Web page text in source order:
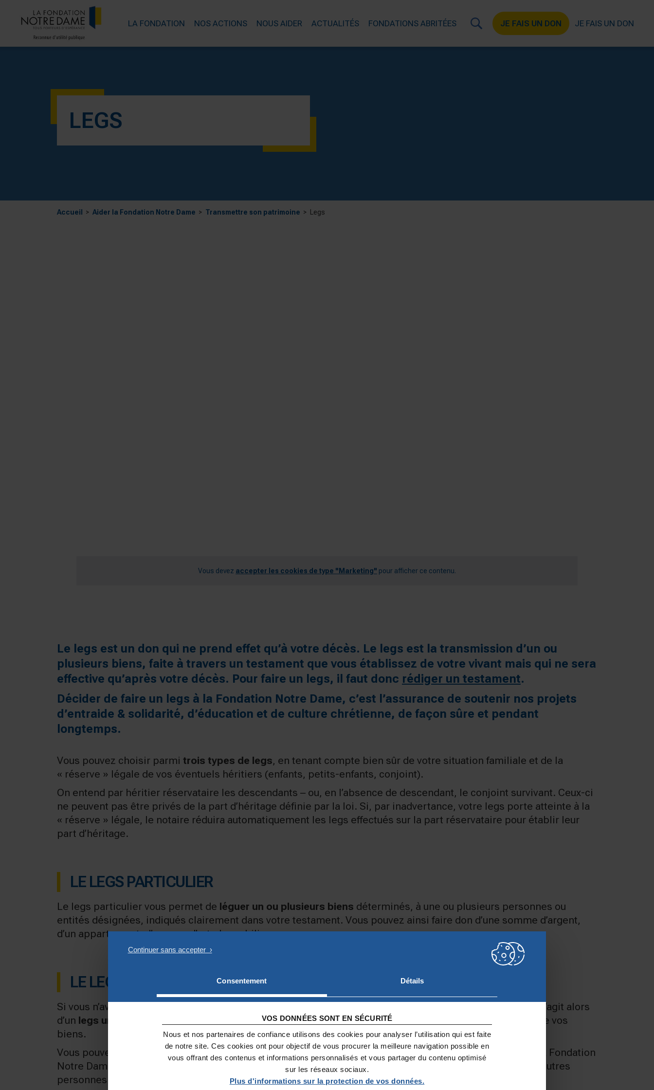
Consentement Détails
VOS DONNÉES SONT EN SÉCURITÉ
Nous et nos partenaires de confiance utilisons des cookies pour analyser l’utilisation qui est faite
de notre site. Ces cookies ont pour objectif de vous procurer la meilleure navigation possible en
vous offrant des contenus et informations personnalisés et vous partager du contenu optimisé
sur les réseaux sociaux.
Plus d'informations sur la protection de vos données.
LA FONDATION NOS ACTIONS NOUS AIDER ACTUALITÉS FONDATIONS ABRITÉES JE FAIS UN DON JE FAIS UN DON
LEGS
Accueil Aider la Fondation Notre Dame Transmettre son patrimoine Legs
Vous devez accepter les cookies de type "Marketing" pour afficher ce contenu.
Le legs est un don qui ne prend effet qu’à votre décès. Le legs est la transmission d’un ou
plusieurs biens, faite à travers un testament que vous établissez de votre vivant mais qui ne sera
effective qu’après votre décès. Pour faire un legs, il faut donc rédiger un testament.
Décider de faire un legs à la Fondation Notre Dame, c’est l’assurance de soutenir nos projets
d’entraide & solidarité, d’éducation et de culture chrétienne, de façon sûre et pendant
longtemps.
Vous pouvez choisir parmi trois types de legs, en tenant compte bien sûr de votre situation familiale et de la
« réserve » légale de vos éventuels héritiers (enfants, petits-enfants, conjoint).
On entend par héritier réservataire les descendants – ou, en l’absence de descendant, le conjoint survivant. Ceux-ci
ne peuvent pas être privés de la part d’héritage définie par la loi. Si, par inadvertance, votre legs porte atteinte à la
« réserve » légale, le notaire réduira automatiquement les legs effectués sur la part réservataire pour établir leur
part d’héritage.
LE LEGS PARTICULIER
Le legs particulier vous permet de léguer un ou plusieurs biens déterminés, à une ou plusieurs personnes ou
entités désignées, indiqués clairement dans votre testament. Vous pouvez ainsi faire don d’une somme d’argent,
d’un appartement, d’œuvres d’art, de mobilier…
LE LEGS UNIVERSEL
Si vous n’avez pas d’héritiers réservataires, vous pouvez
: il s’agit alors
d’un legs universel
. Ce legs permet de désigner une ou plusieurs personnes bénéficiaires de la totalité de vos
biens.
Vous pouvez ainsi décider de faire unlegs universelen totalité pour une organisation caritative comme la Fondation
Notre Dame. Il vous est aussi possible de partager ce legs universel entre la Fondation Notre Dame et d’autres
personnes ou associations, il s’agit alors d’un legs universel conjoint.